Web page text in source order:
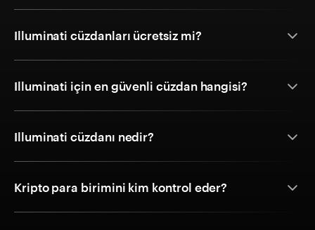
Illuminati cüzdanları ücretsiz mi?
Illuminati için en güvenli cüzdan hangisi?
Illuminati cüzdanı nedir?
Kripto para birimini kim kontrol eder?